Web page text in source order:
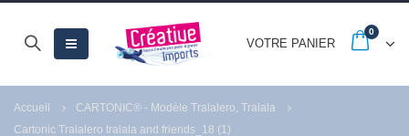
VOTRE PANIER
0
Accueil
CARTONIC® - Modèle Tralalero, Tralala
Cartonic Tralalero tralala and friends_18 (1)